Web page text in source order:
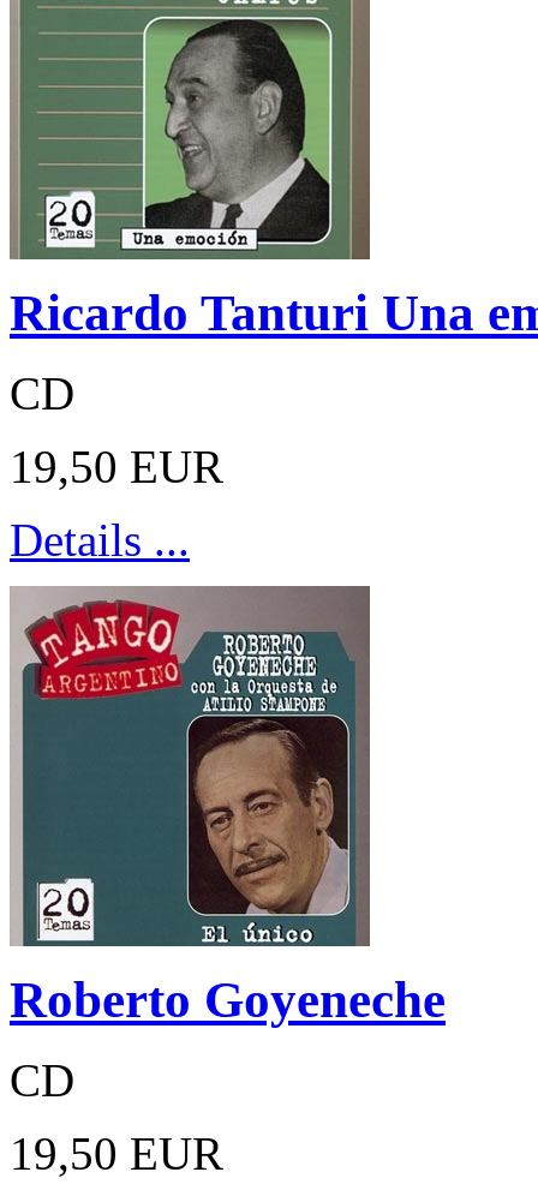
Ricardo Tanturi Una
CD
19,50 EUR
Details ...
Roberto Goyeneche
CD
19,50 EUR